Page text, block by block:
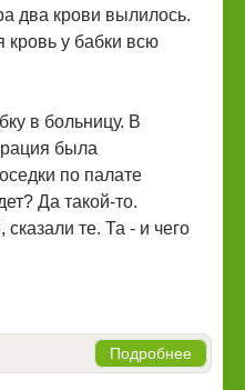
два крови вылилось.
кровь у бабки всю
в больницу. В
была
по палате
Да такой-то.
те. Та - и чего
Подробнее